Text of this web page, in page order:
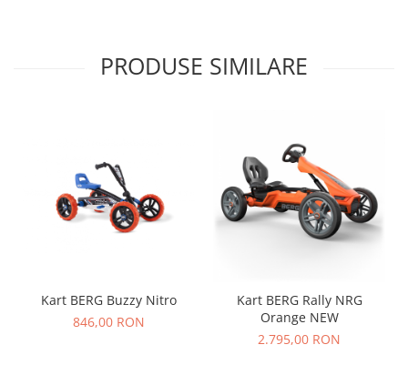
Cadouri ieftine pentru copii
Cadouri botez
Cadou copii 2 ani
Cadou copii 5 ani
PRODUSE SIMILARE
Kart BERG Buzzy Nitro
846,00 RON
Kart BERG Rally NRG
Orange NEW
2.795,00 RON